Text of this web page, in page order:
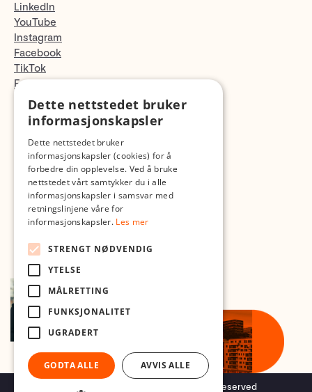
LinkedIn
YouTube
Instagram
Facebook
TikTok
Fotopodden
Med forbehold om skrive- og lagerfeil
Copyright © 2026 Foto.no - All rights reserved
Dette nettstedet bruker
informasjonskapsler
Dette nettstedet bruker
informasjonskapsler (cookies) for å
forbedre din opplevelse. Ved å bruke
nettstedet vårt samtykker du i alle
informasjonskapsler i samsvar med
retningslinjene våre for
informasjonskapsler. Les mer
STRENGT NØDVENDIG
YTELSE
MÅLRETTING
FUNKSJONALITET
UGRADERT
GODTA ALLE AVVIS ALLE